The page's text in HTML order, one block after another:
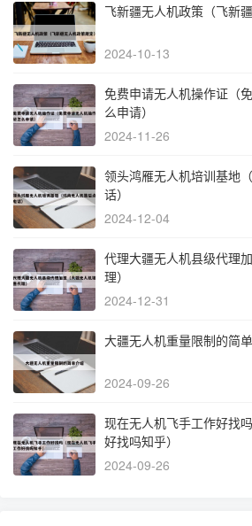
飞新疆无人机政策（飞新
2024-10-13
免费申请无人机操作证（
么申请）
2024-11-26
领头鸿雁无人机培训基地
话）
2024-12-04
代理大疆无人机县级代理
理）
2024-12-31
大疆无人机重量限制的简
2024-09-26
现在无人机飞手工作好找
好找吗知乎）
2024-09-26